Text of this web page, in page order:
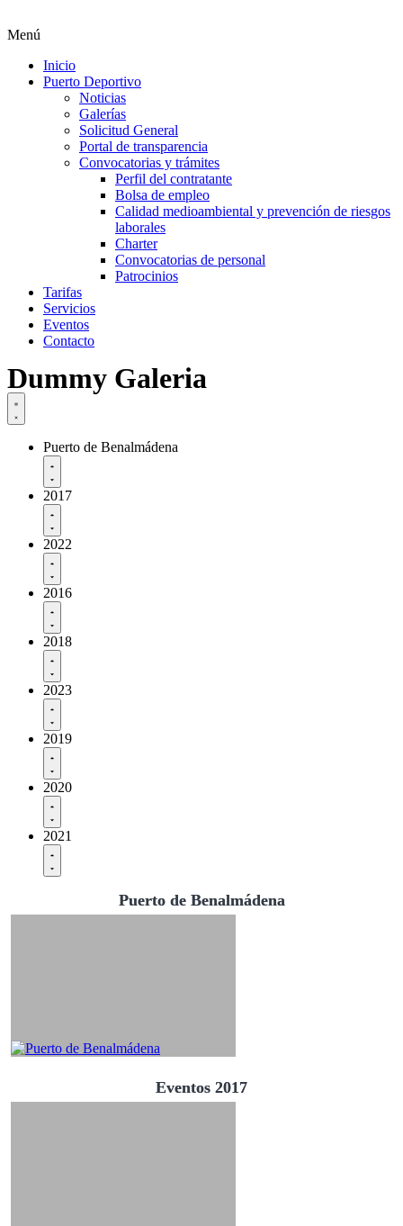
Menú
Inicio
Puerto Deportivo
Noticias
Galerías
Solicitud General
Portal de transparencia
Convocatorias y trámites
Perfil del contratante
Bolsa de empleo
Calidad medioambiental y prevención de riesgos
laborales
Charter
Convocatorias de personal
Patrocinios
Tarifas
Servicios
Eventos
Contacto
Dummy Galeria
Puerto de Benalmádena
2017
2022
2016
2018
2023
2019
2020
2021
Puerto de Benalmádena
Eventos 2017